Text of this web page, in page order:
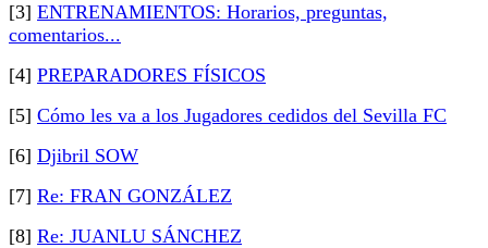
[3] ENTRENAMIENTOS: Horarios, preguntas,
comentarios...
[4] PREPARADORES FÍSICOS
[5] Cómo les va a los Jugadores cedidos del Sevilla FC
[6] Djibril SOW
[7] Re: FRAN GONZÁLEZ
[8] Re: JUANLU SÁNCHEZ